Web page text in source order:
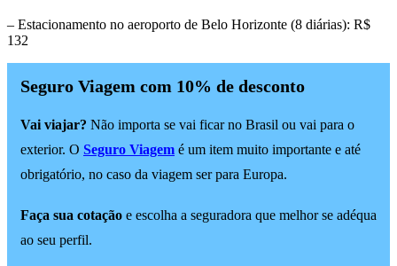
– Estacionamento no aeroporto de Belo Horizonte (8 diárias): R$
132
Seguro Viagem com 10% de desconto
Vai viajar? Não importa se vai ficar no Brasil ou vai para o
exterior. O Seguro Viagem é um item muito importante e até
obrigatório, no caso da viagem ser para Europa.
Faça sua cotação e escolha a seguradora que melhor se adéqua
ao seu perfil.